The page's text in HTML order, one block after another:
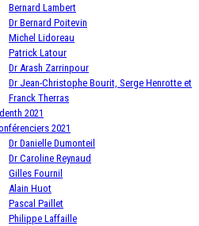
Bernard Lambert
Dr Bernard Poitevin
Michel Lidoreau
Patrick Latour
Dr Arash Zarrinpour
Dr Jean-Christophe Bourit, Serge Henrotte et
Franck Therras
2021
2021
Dr Danielle Dumonteil
Dr Caroline Reynaud
Gilles Fournil
Alain Huot
Pascal Paillet
Philippe Laffaille